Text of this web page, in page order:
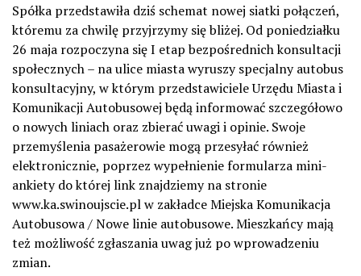
Spółka przedstawiła dziś schemat nowej siatki połączeń,
któremu za chwilę przyjrzymy się bliżej. Od poniedziałku
26 maja rozpoczyna się I etap bezpośrednich konsultacji
społecznych – na ulice miasta wyruszy specjalny autobus
konsultacyjny, w którym przedstawiciele Urzędu Miasta i
Komunikacji Autobusowej będą informować szczegółowo
o nowych liniach oraz zbierać uwagi i opinie. Swoje
przemyślenia pasażerowie mogą przesyłać również
elektronicznie, poprzez wypełnienie formularza mini-
ankiety do której link znajdziemy na stronie
www.ka.swinoujscie.pl w zakładce Miejska Komunikacja
Autobusowa / Nowe linie autobusowe. Mieszkańcy mają
też możliwość zgłaszania uwag już po wprowadzeniu
zmian.